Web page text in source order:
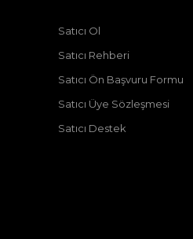
Satıcı Ol
Satıcı Rehberi
Satıcı Ön Başvuru Formu
Satıcı Üye Sözleşmesi
Satıcı Destek